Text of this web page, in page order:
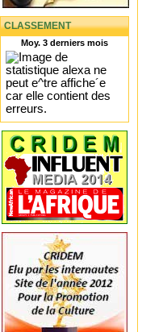
CLASSEMENT
Moy. 3 derniers mois